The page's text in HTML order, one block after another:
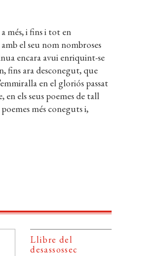
més, i fins i tot en
el seu nom nombroses
encara avui enriquint-se
fins ara desconegut, que
en el gloriós passat
els seus poemes de tall
més coneguts i,
Llibre del
desassossec